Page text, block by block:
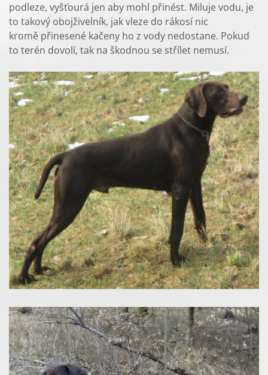
podleze, vyšťourá jen aby mohl přinést. Miluje vodu, je
to takový obojživelník, jak vleze do rákosí nic
kromě přinesené kačeny ho z vody nedostane. Pokud
to terén dovolí, tak na škodnou se střílet nemusí.